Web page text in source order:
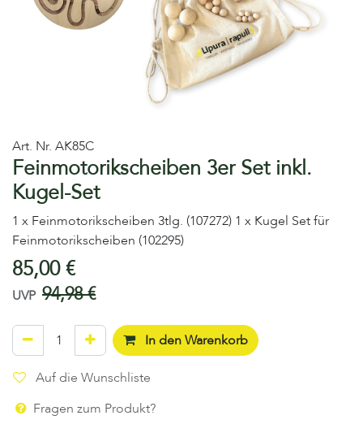
Art. Nr. AK85C
Feinmotorikscheiben 3er Set inkl.
Kugel-Set
1 x Feinmotorikscheiben 3tlg. (107272) 1 x Kugel Set für
Feinmotorikscheiben (102295)
85,00€
UVP 94,98€
In den Warenkorb
Auf die Wunschliste
Fragen zum Produkt?